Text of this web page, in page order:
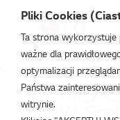
Strefa Klimatyzacji /
Pliki Cookies
Ta strona
ważne dla
optymalizacji
Państwa
witrynie.